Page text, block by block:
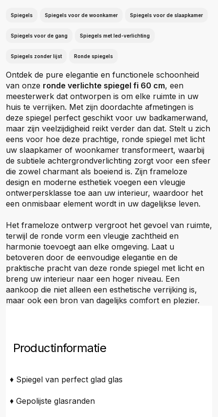
Spiegels Spiegels voor de woonkamer Spiegels voor de slaapkamer
Spiegels voor de gang Spiegels met led-verlichting
Spiegels zonder lijst Ronde spiegels
Ontdek de pure elegantie en functionele schoonheid
van onze ronde verlichte spiegel fi 60 cm, een
meesterwerk dat ontworpen is om elke ruimte in uw
huis te verrijken. Met zijn doordachte afmetingen is
deze spiegel perfect geschikt voor uw badkamerwand,
maar zijn veelzijdigheid reikt verder dan dat. Stelt u zich
eens voor hoe deze prachtige, ronde spiegel met licht
uw slaapkamer of woonkamer transformeert, waarbij
de subtiele achtergrondverlichting zorgt voor een sfeer
die zowel charmant als boeiend is. Zijn frameloze
design en moderne esthetiek voegen een vleugje
ontwerpersklasse toe aan uw interieur, waardoor het
een onmisbaar element wordt in uw dagelijkse leven.
Het frameloze ontwerp vergroot het gevoel van ruimte,
terwijl de ronde vorm een vleugje zachtheid en
harmonie toevoegt aan elke omgeving. Laat u
betoveren door de eenvoudige elegantie en de
praktische pracht van deze ronde spiegel met licht en
breng uw interieur naar een hoger niveau. Een
aankoop die niet alleen een esthetische verrijking is,
maar ook een bron van dagelijks comfort en plezier.
Productinformatie
♦ Spiegel van perfect glad glas
♦ Gepolijste glasranden